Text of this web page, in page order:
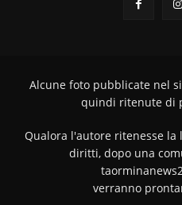
Alcune foto pubblicate nel
quindi ritenute di
Qualora l'autore ritenesse la
diritti, dopo una
verranno